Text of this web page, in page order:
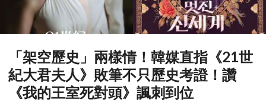
「架空歷史」兩樣情！韓媒直指《21世
紀大君夫人》敗筆不只歷史考證！讚
《我的王室死對頭》諷刺到位